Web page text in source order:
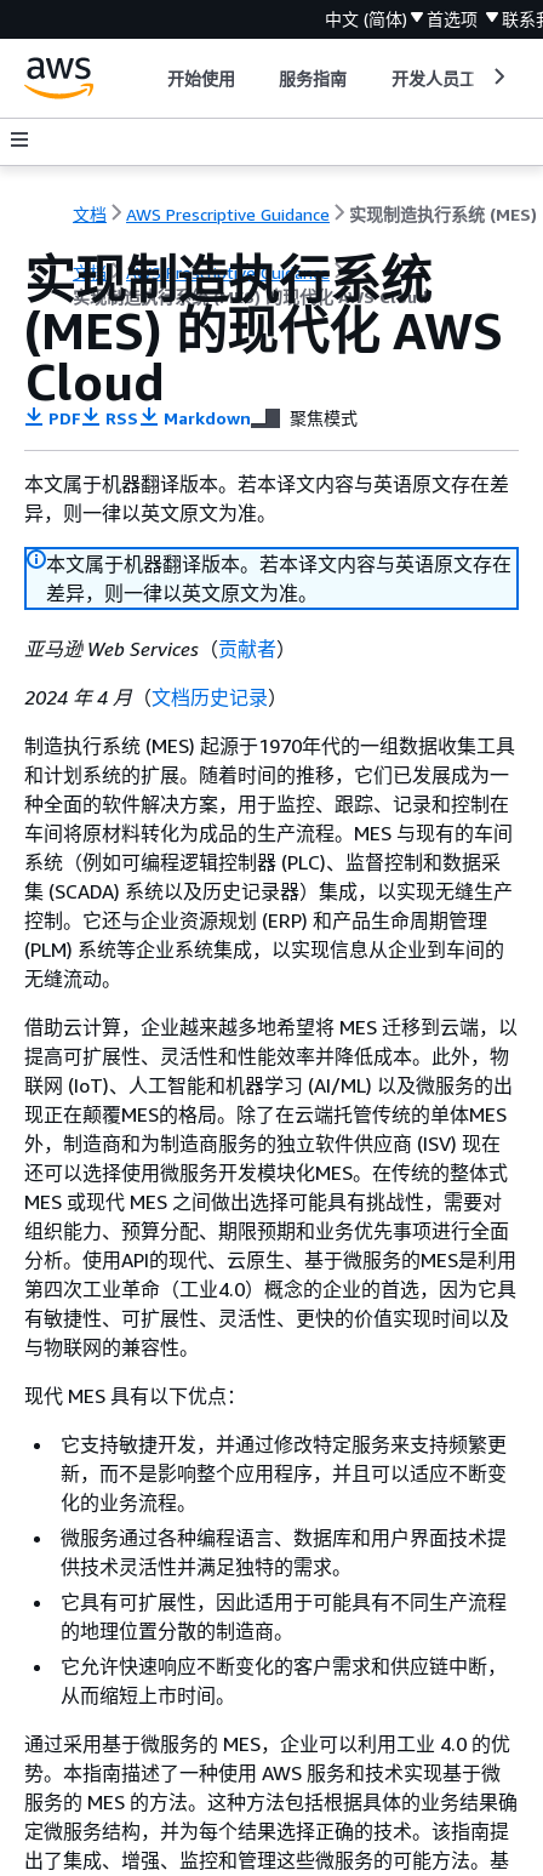
中文 (简体) 首选项 联系
开始使用 服务指南 开发人员工具
文档 AWS Prescriptive Guidance
文档
AWS Prescriptive Guidance
实现制造执行系统 (MES) 的现代化 AWS Cloud
实现制造执行系统
(MES) 的现代化 AWS
Cloud
PDF RSS Markdown 聚焦模式
本文属于机器翻译版本。若本译文内容与英语原文存在差
异，则一律以英文原文为准。
本文属于机器翻译版本。若本译文内容与英语原文存在
差异，则一律以英文原文为准。
亚马逊 Web Services （贡献者）
2024 年 4 月（文档历史记录）
制造执行系统 (MES) 起源于1970年代的一组数据收集工具
和计划系统的扩展。随着时间的推移，它们已发展成为一
种全面的软件解决方案，用于监控、跟踪、记录和控制在
车间将原材料转化为成品的生产流程。MES 与现有的车间
系统（例如可编程逻辑控制器 (PLC)、监督控制和数据采
集 (SCADA) 系统以及历史记录器）集成，以实现无缝生产
控制。它还与企业资源规划 (ERP) 和产品生命周期管理
(PLM) 系统等企业系统集成，以实现信息从企业到车间的
无缝流动。
借助云计算，企业越来越多地希望将 MES 迁移到云端，以
提高可扩展性、灵活性和性能效率并降低成本。此外，物
联网 (IoT)、人工智能和机器学习 (AI/ML) 以及微服务的出
现正在颠覆MES的格局。除了在云端托管传统的单体MES
外，制造商和为制造商服务的独立软件供应商 (ISV) 现在
还可以选择使用微服务开发模块化MES。在传统的整体式
MES 或现代 MES 之间做出选择可能具有挑战性，需要对
组织能力、预算分配、期限预期和业务优先事项进行全面
分析。使用API的现代、云原生、基于微服务的MES是利用
第四次工业革命（工业4.0）概念的企业的首选，因为它具
有敏捷性、可扩展性、灵活性、更快的价值实现时间以及
与物联网的兼容性。
现代 MES 具有以下优点：
它支持敏捷开发，并通过修改特定服务来支持频繁更
新，而不是影响整个应用程序，并且可以适应不断变
化的业务流程。
微服务通过各种编程语言、数据库和用户界面技术提
供技术灵活性并满足独特的需求。
它具有可扩展性，因此适用于可能具有不同生产流程
的地理位置分散的制造商。
它允许快速响应不断变化的客户需求和供应链中断，
从而缩短上市时间。
通过采用基于微服务的 MES，企业可以利用工业 4.0 的优
势。本指南描述了一种使用 AWS 服务和技术实现基于微
服务的 MES 的方法。这种方法包括根据具体的业务结果确
定微服务结构，并为每个结果选择正确的技术。该指南提
出了集成、增强、监控和管理这些微服务的可能方法。基